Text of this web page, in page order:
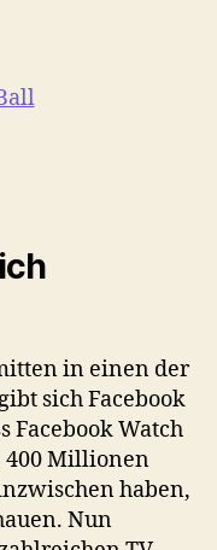
in einen der
sich Facebook
Facebook Watch
400 Millionen
haben,
Nun